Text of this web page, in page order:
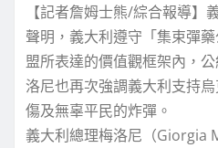
【記者詹姆士熊/綜合報導】
聲明，義大利遵守「集束彈
盟所表達的價值觀框架內，
洛尼也再次強調義大利支持
傷及無辜平民的炸彈。
義大利總理梅洛尼（Giorgia